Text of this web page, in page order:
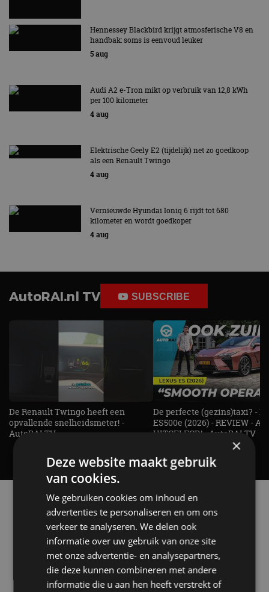
Hennessey Blackbird krijgt atmosferische V8 en
handbak: soms is eenvoud leuker
5 aug
Audi A2 e-Tron mikt op verbruik van 12,8 kWh
per 100 kilometer
4 aug
Elektrische Geely E2 (tijdelijk) net zo goedkoop
als een Renault Twingo
4 aug
Vernieuwde Hyundai Ioniq 6 rijdt tot 680
kilometer en wordt goedkoper
4 aug
AutoRAI.nl TV SUBSCRIBE
De Renault Twingo heeft een
opvallende snelheidsmeter! -
AutoRAI TV
De perfecte (gezins)taxi? -
ES500e (2026) - REVIEW -
UITGELEGD! - AutoRAI TV
Alle automerken
Selecteer een merk voor meer informatie, modellen
en alle nieuwsberichten
×
Deze website maakt gebruik
van cookies.
We gebruiken cookies om inhoud en
advertenties te personaliseren en om ons
verkeer te analyseren. We delen ook
informatie over uw gebruik van onze site
met onze advertentie- en analysepartners,
die deze kunnen combineren met andere
informatie die u aan hen heeft verstrekt of